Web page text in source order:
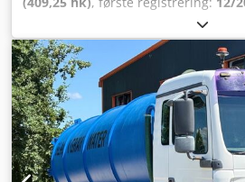
,
samlet vægt:18.000 kg,
brændstof: biodiesel, farve: anden,
geartype:
mekanisk ,
luft, Udstyr:
ABS,
støjniveau, trailertræk,
7,15 og 7,45 m, -- Trykfejl,
eksempelbilleder --, Flere
detaljer: ! Chodszqfnrepfx Ak Eea